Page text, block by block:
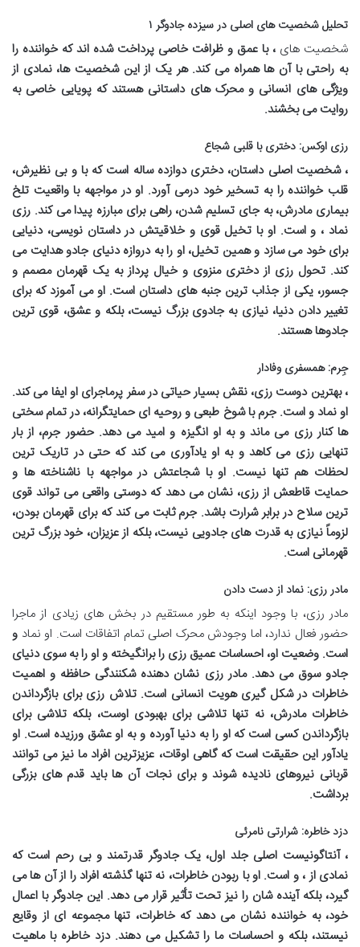
تحلیل شخصیت های اصلی در سیزده جادوگر ۱
شخصیت های ، با عمق و ظرافت خاصی پرداخت شده اند که خواننده را
به راحتی با آن ها همراه می کند. هر یک از این شخصیت ها، نمادی از
ویژگی های انسانی و محرک های داستانی هستند که پویایی خاصی به
روایت می بخشند.
رزی اوکس: دختری با قلبی شجاع
، شخصیت اصلی داستان، دختری دوازده ساله است که باوبی نظیرش،
قلب خواننده را به تسخیر خود درمی آورد. او در مواجهه با واقعیت تلخ
بیماری مادرش، به جای تسلیم شدن، راهی برای مبارزه پیدا می کند. رزی
نماد ، واست. او با تخیل قوی و خلاقیتش در داستان نویسی، دنیایی
برای خود می سازد و همین تخیل، او را به دروازه دنیای جادو هدایت می
کند. تحول رزی از دختری منزوی و خیال پرداز به یک قهرمان مصمم و
جسور، یکی از جذاب ترین جنبه های داستان است. او می آموزد که برای
تغییر دادن دنیا، نیازی به جادوی بزرگ نیست، بلکه و عشق، قوی ترین
جادوها هستند.
جِرم: همسفری وفادار
، بهترین دوست رزی، نقش بسیار حیاتی در سفر پرماجرای او ایفا می کند.
او نمادواست. جرم با شوخ طبعی و روحیه ای حمایتگرانه، در تمام سختی
ها کنار رزی می ماند و به او انگیزه و امید می دهد. حضور جرم، از بار
تنهایی رزی می کاهد و به او یادآوری می کند که حتی در تاریک ترین
لحظات هم تنها نیست. او با شجاعتش در مواجهه با ناشناخته ها و
حمایت قاطعش از رزی، نشان می دهد که دوستی واقعی می تواند قوی
ترین سلاح در برابر شرارت باشد. جرم ثابت می کند که برای قهرمان بودن،
لزوماً نیازی به قدرت های جادویی نیست، بلکه از عزیزان، خود بزرگ ترین
قهرمانی است.
مادر رزی: نماد از دست دادن
مادر رزی، با وجود اینکه به طور مستقیم در بخش های زیادی از ماجرا
حضور فعال ندارد، اما وجودش محرک اصلی تمام اتفاقات است. او نماد و
است. وضعیت او، احساسات عمیق رزی را برانگیخته و او را به سوی دنیای
جادو سوق می دهد. مادر رزی نشان دهنده شکنندگی حافظه و اهمیت
خاطرات در شکل گیری هویت انسانی است. تلاش رزی برای بازگرداندن
خاطرات مادرش، نه تنها تلاشی برای بهبودی اوست، بلکه تلاشی برای
بازگرداندنکسی است که او را به دنیا آورده و به او عشق ورزیده است. او
یادآور این حقیقت است که گاهی اوقات، عزیزترین افراد ما نیز می توانند
قربانی نیروهای نادیده شوند و برای نجات آن ها باید قدم های بزرگی
برداشت.
دزد خاطره: شرارتی نامرئی
، آنتاگونیست اصلی جلد اول، یک جادوگر قدرتمند و بی رحم است که
نمادی از،و است. او با ربودن خاطرات، نه تنها گذشته افراد را از آن ها می
گیرد، بلکه آینده شان را نیز تحت تأثیر قرار می دهد. این جادوگر با اعمال
خود، به خواننده نشان می دهد که خاطرات، تنها مجموعه ای از وقایع
نیستند، بلکه و احساسات ما را تشکیل می دهند. دزد خاطره با ماهیت